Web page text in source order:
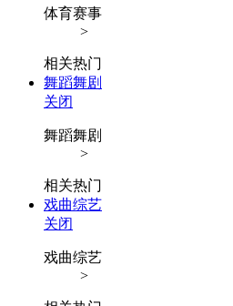
体育赛事
>
相关热门
舞蹈舞剧
关闭
舞蹈舞剧
>
相关热门
戏曲综艺
关闭
戏曲综艺
>